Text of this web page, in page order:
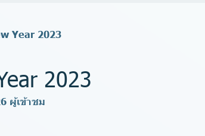
Year 2023
2023
ผู้เข้าชม